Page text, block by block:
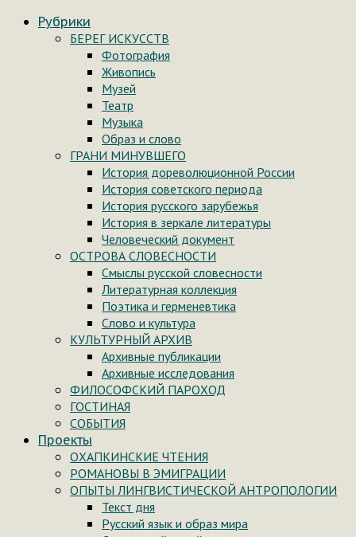
Рубрики
БЕРЕГ ИСКУССТВ
Фотография
Живопись
Музей
Театр
Музыка
Образ и слово
ГРАНИ МИНУВШЕГО
История дореволюционной России
История советского периода
История русского зарубежья
История в зеркале литературы
Человеческий документ
ОСТРОВА СЛОВЕСНОСТИ
Смыслы русской словесности
Литературная коллекция
Поэтика и герменевтика
Слово и культура
КУЛЬТУРНЫЙ АРХИВ
Архивные публикации
Архивные исследования
ФИЛОСОФСКИЙ ПАРОХОД
ГОСТИНАЯ
СОБЫТИЯ
Проекты
ОХАПКИНСКИЕ ЧТЕНИЯ
РОМАНОВЫ В ЭМИГРАЦИИ
ОПЫТЫ ЛИНГВИСТИЧЕСКОЙ АНТРОПОЛОГИИ
Текст дня
Русский язык и образ мира